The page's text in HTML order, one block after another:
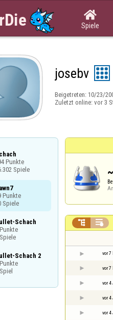

Spiele
josebv
Beigetreten: 10/23/
Zuletzt online: vor 3
Punkte
Spiele
Punkte
Spiele
Schach
Schach 2
 
vor 7
vor 7
vor 4
vor 4
vor 4